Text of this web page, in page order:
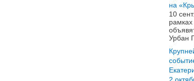
на
10
Урбан